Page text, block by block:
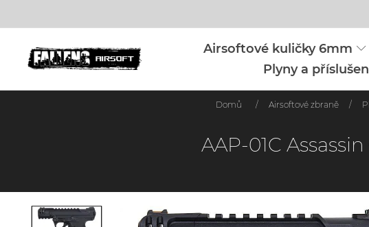
Airsoftové kuličky 6mm
Plyny a
Domů / Airsoftové zbraně /
AAP-01C